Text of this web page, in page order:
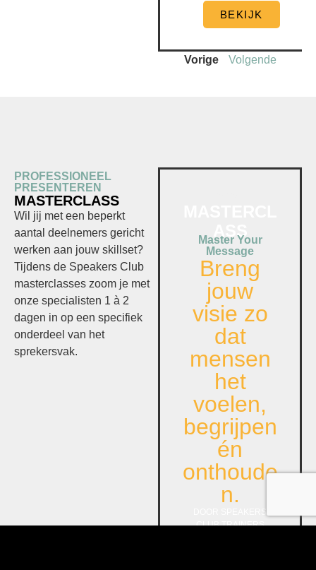
BEKIJK
Vorige Volgende
PROFESSIONEEL
PRESENTEREN
MASTERCLASS
Wil jij met een beperkt
aantal deelnemers gericht
werken aan jouw skillset?
Tijdens de Speakers Club
masterclasses zoom je met
onze specialisten 1 à 2
dagen in op een specifiek
onderdeel van het
sprekersvak.
ASS
Master Your
Message
Breng
jouw
visie zo
dat
mensen
het
voelen,
begrijpen
én
onthoude
n.
CLUB TRAINERS